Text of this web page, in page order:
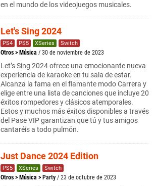
en el mundo de los videojuegos musicales.
Let's Sing 2024
PS4 PS5 XSeries Switch
Otros > Música / 30 de noviembre de 2023
Let’s Sing 2024 ofrece una emocionante nueva
experiencia de karaoke en tu sala de estar.
Alcanza la fama en el flamante modo Carrera y
elige entre una lista de canciones que incluye 20
éxitos rompedores y clásicos atemporales.
Estos y muchos más éxitos disponibles a través
del Pase VIP garantizan que tú y tus amigos
cantaréis a todo pulmón.
Just Dance 2024 Edition
PS5 XSeries Switch
Otros > Música > Party / 23 de octubre de 2023